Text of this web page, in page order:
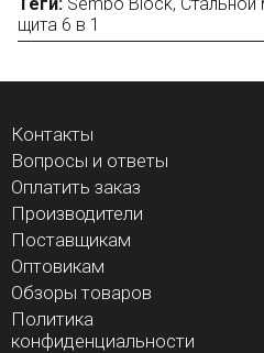
щита 6 в 1
Контакты
Вопросы и ответы
Оплатить заказ
Производители
Поставщикам
Оптовикам
Обзоры товаров
Политика
конфиденциальности